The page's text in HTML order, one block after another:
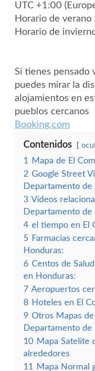
UTC +1:00
Horario de verano
Horario de
Si tienes pensado
puedes mirar la
alojamientos en
pueblos cercanos
Booking.com
Contenidos
1
Mapa de El
2 Google Street
Departamento de
3 Vídeos
Departamento de
4 el tiempo en El
5 Farmacias
Honduras:
6 Centos de
en Honduras:
7 Aeropuertos
8 Hoteles en El
9 Otros Mapas
Departamento de
10 Mapa Satelite
alrededores
11
Mapa Normal